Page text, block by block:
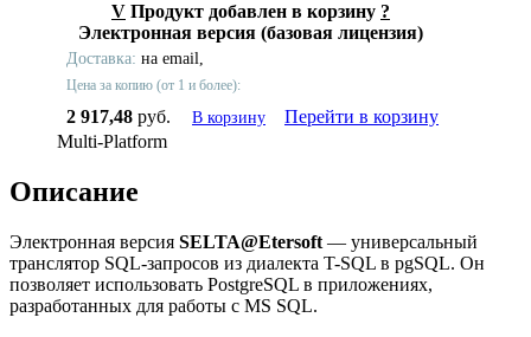
V Продукт добавлен в корзину ?
Электронная версия (базовая лицензия)
Доставка: на email,
Цена за копию (от 1 и более):
2 917,48 руб. В корзину
Перейти в корзину
Multi-Platform
Описание
Электронная версия SELTA@Etersoft — универсальный
транслятор SQL-запросов из диалекта T-SQL в pgSQL. Он
позволяет использовать PostgreSQL в приложениях,
разработанных для работы с MS SQL.